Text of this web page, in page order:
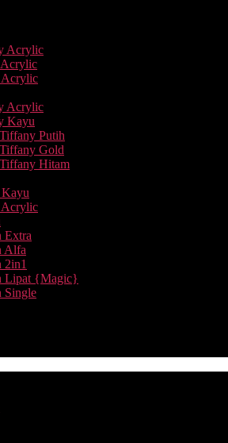
Acrylic
Acrylic
Kayu
Putih
Gold
Hitam
Extra
Alfa
2in1
Lipat {Magic}
Single